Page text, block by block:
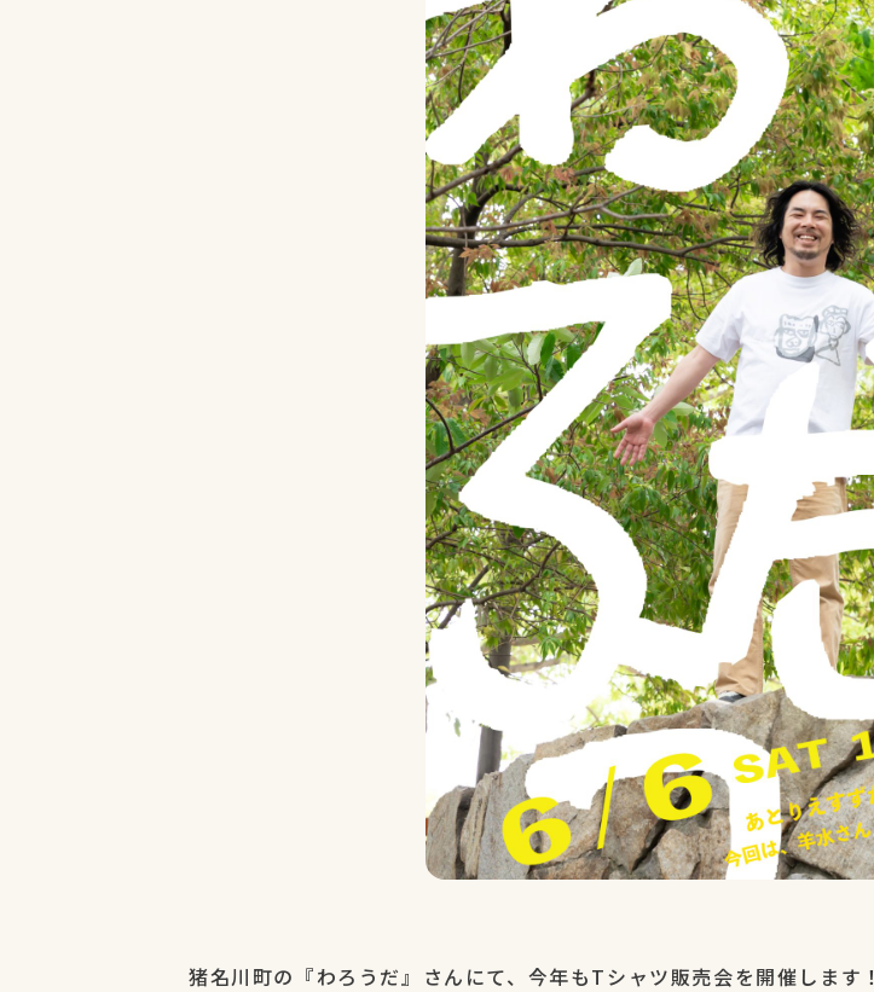
猪名川町の『わろうだ』さんにて、今年もTシャツ販売会を開催します！